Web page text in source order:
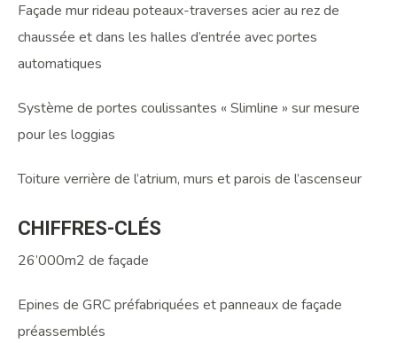
Façade mur rideau poteaux-traverses acier au rez de
chaussée et dans les halles d’entrée avec portes
automatiques
Système de portes coulissantes « Slimline » sur mesure
pour les loggias
Toiture verrière de l’atrium, murs et parois de l’ascenseur
CHIFFRES-CLÉS
26’000m2 de façade
Epines de GRC préfabriquées et panneaux de façade
préassemblés